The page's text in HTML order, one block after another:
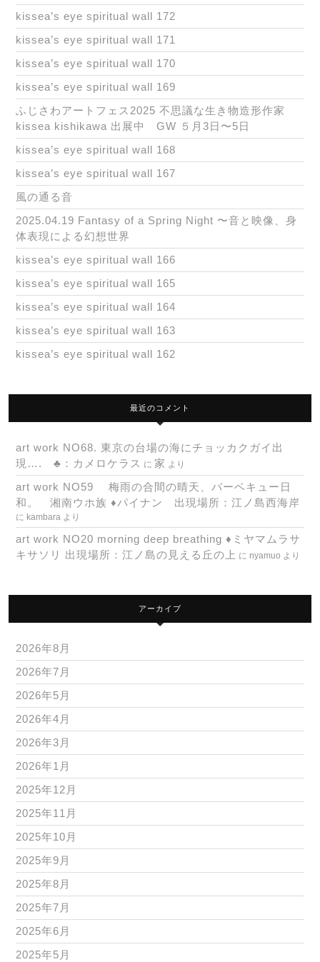
kissea’s eye spiritual wall 172
kissea’s eye spiritual wall 171
kissea’s eye spiritual wall 170
kissea’s eye spiritual wall 169
ふじさわアートフェス2025 不思議な生き物造形作家
kissea kishikawa 出展中 GW ５月3日〜5日
kissea’s eye spiritual wall 168
kissea’s eye spiritual wall 167
風の通る音
2025.04.19 Fantasy of a Spring Night 〜音と映像、身
体表現による幻想世界
kissea’s eye spiritual wall 166
kissea’s eye spiritual wall 165
kissea’s eye spiritual wall 164
kissea’s eye spiritual wall 163
kissea’s eye spiritual wall 162
最近のコメント
art work NO68. 東京の台場の海にチョッカクガイ出
現…. ♣：カメロケラス に 家 より
art work NO59 梅雨の合間の晴天、バーベキュー日
和。 湘南ウホ族 ♦パイナン 出現場所：江ノ島西海岸
に kambara より
art work NO20 morning deep breathing ♦ミヤマムラサ
キサソリ 出現場所：江ノ島の見える丘の上 に nyamuo より
アーカイブ
2026年8月
2026年7月
2026年5月
2026年4月
2026年3月
2026年1月
2025年12月
2025年11月
2025年10月
2025年9月
2025年8月
2025年7月
2025年6月
2025年5月